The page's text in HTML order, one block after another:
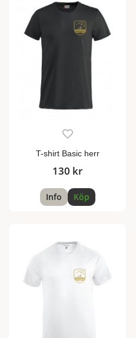
T-shirt Basic herr
130 kr
Info Köp